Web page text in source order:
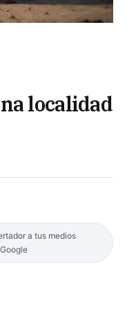
localidad
a tus medios